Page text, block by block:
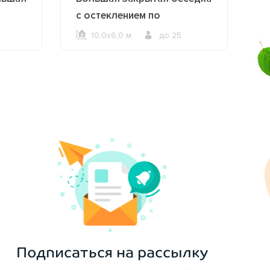
с остеклением по
периметру 2620
10,0х6,0 м. до 25
Подписаться на рассылку